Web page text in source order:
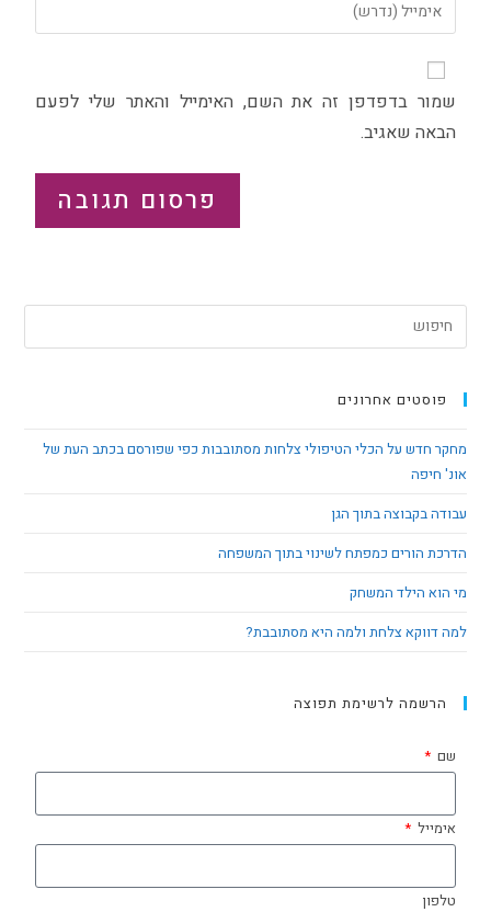
שמור בדפדפן זה את השם, האימייל והאתר שלי לפעם
הבאה שאגיב.
פוסטים אחרונים
מחקר חדש על הכלי הטיפולי צלחות מסתובבות כפי שפורסם בכתב העת של
אונ' חיפה
עבודה בקבוצה בתוך הגן
הדרכת הורים כמפתח לשינוי בתוך המשפחה
מי הוא הילד המשחק
למה דווקא צלחת ולמה היא מסתובבת?
הרשמה לרשימת תפוצה
שם
אימייל
טלפון